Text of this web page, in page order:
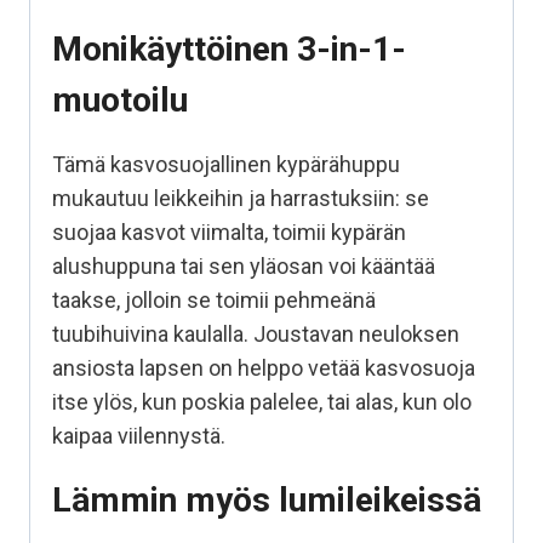
Monikäyttöinen 3-in-1-
muotoilu
Tämä kasvosuojallinen kypärähuppu
mukautuu leikkeihin ja harrastuksiin: se
suojaa kasvot viimalta, toimii kypärän
alushuppuna tai sen yläosan voi kääntää
taakse, jolloin se toimii pehmeänä
tuubihuivina kaulalla. Joustavan neuloksen
ansiosta lapsen on helppo vetää kasvosuoja
itse ylös, kun poskia palelee, tai alas, kun olo
kaipaa viilennystä.
Lämmin myös lumileikeissä